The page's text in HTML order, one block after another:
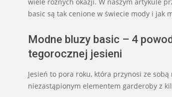
basic są tak cenione w świecie mody i jak
Modne bluzy basic – 4
tegorocznej jesieni
Jesień to pora roku, która przynosi ze
niezastąpionym elementem garderoby z